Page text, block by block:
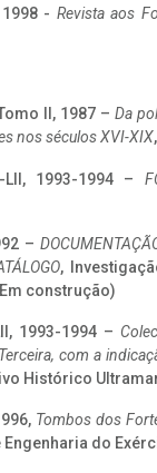
- Revista aos
II, 1987 – Da
nos séculos XVI-XIX
1993-1994 –
–
,
construção)
1993-1994 –
com a
Histórico
Tombos dos
do